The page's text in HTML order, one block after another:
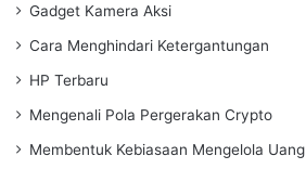
Gadget Kamera Aksi
Cara Menghindari Ketergantungan
HP Terbaru
Mengenali Pola Pergerakan Crypto
Membentuk Kebiasaan Mengelola Uang